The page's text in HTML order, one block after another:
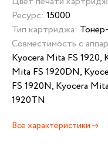
Ресурс: 15000
Тип картриджа:
Совместимость с
Kyocera Mita FS 1920,
Mita FS 1920DN,
FS 1920N, Kyocera
1920TN
Все характеристики